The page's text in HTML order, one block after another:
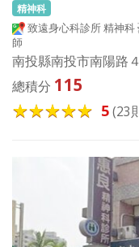
精神科
致遠身心科診所 精神
師
南投縣南投市南陽路
總積分 115
5(23